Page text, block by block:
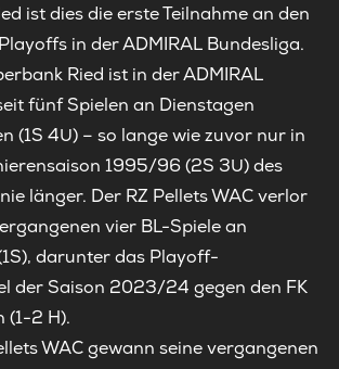
ist dies die erste Teilnahme an den
in der ADMIRAL Bundesliga.
Ried ist in der ADMIRAL
fünf Spielen an Dienstagen
(1S 4U) – so lange wie zuvor nur in
1995/96 (2S 3U) des
länger. Der RZ Pellets WAC verlor
vier BL-Spiele an
darunter das Playoff-
der Saison 2023/24 gegen den FK
(1-2 H).
WAC gewann seine vergangenen